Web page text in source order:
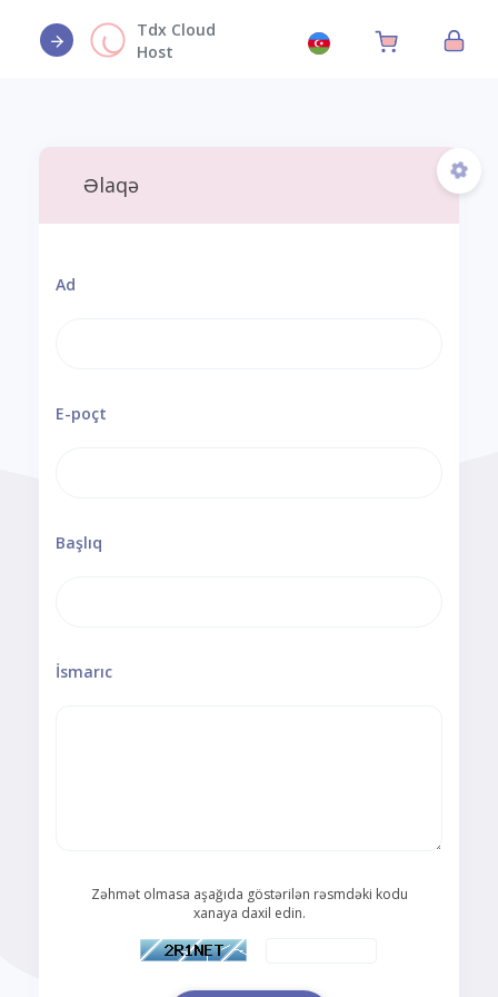
Tdx Cloud
Host
Əlaqə
Ad
E-poçt
Başlıq
İsmarıc
Zəhmət olmasa aşağıda göstərilən rəsmdəki kodu
xanaya daxil edin.